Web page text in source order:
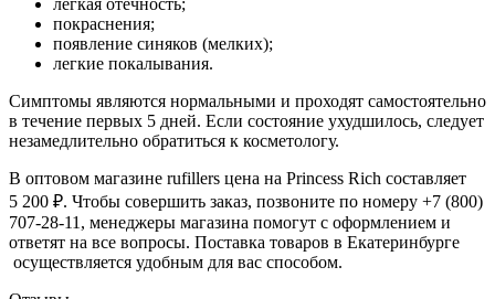
легкая отечность;
покраснения;
появление синяков (мелких);
легкие покалывания.
Симптомы являются нормальными и проходят самостоятельно
в течение первых 5 дней. Если состояние ухудшилось, следует
незамедлительно обратиться к косметологу.
В оптовом магазине rufillers цена на Princess Rich составляет
5 200 ₽. Чтобы совершить заказ, позвоните по номеру +7 (800)
707-28-11, менеджеры магазина помогут с оформлением и
ответят на все вопросы. Поставка товаров в Екатеринбурге
осуществляется удобным для вас способом.